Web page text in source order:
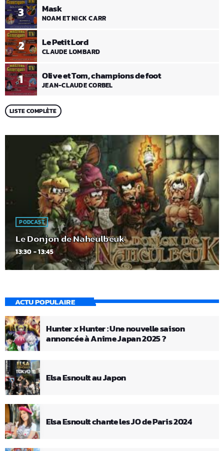
1 Olive et Tom, champions de foot
JEAN-CLAUDE CORBEL
2 Le Petit Lord
CLAUDE LOMBARD
3 Mask
NOAM ET NICK CARR
LISTE COMPLÈTE
PODCAST
Le Donjon de Naheulbeuk
13:30 - 13:45
ACTU POPULAIRE
Hunter x Hunter : Une nouvelle saison
annoncée à Anime Japan 2025 ?
Elsa Esnoult au Japon
Elsa Esnoult chante les JO de Paris 2024